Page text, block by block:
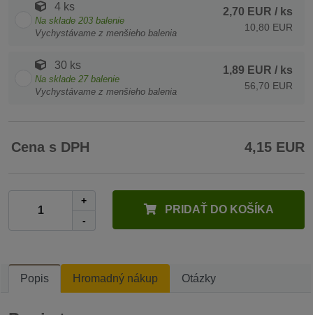
4 ks
Na sklade 203 balenie
Vychystávame z menšieho balenia
2,70 EUR / ks
10,80 EUR
30 ks
Na sklade 27 balenie
Vychystávame z menšieho balenia
1,89 EUR / ks
56,70 EUR
Cena s DPH 4,15 EUR
+
-
PRIDAŤ DO KOŠÍKA
Popis Hromadný nákup Otázky